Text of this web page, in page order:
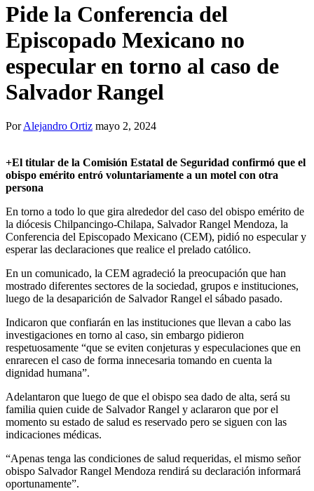
Pide la Conferencia del
Episcopado Mexicano no
especular en torno al caso de
Salvador Rangel
PorAlejandro Ortiz mayo 2, 2024
+El titular de la Comisión Estatal de Seguridad confirmó que el
obispo emérito entró voluntariamente a un motel con otra
persona
En torno a todo lo que gira alrededor del caso del obispo emérito de
la diócesis Chilpancingo-Chilapa, Salvador Rangel Mendoza, la
Conferencia del Episcopado Mexicano (CEM), pidió no especular y
esperar las declaraciones que realice el prelado católico.
En un comunicado, la CEM agradeció la preocupación que han
mostrado diferentes sectores de la sociedad, grupos e instituciones,
luego de la desaparición de Salvador Rangel el sábado pasado.
Indicaron que confiarán en las instituciones que llevan a cabo las
investigaciones en torno al caso, sin embargo pidieron
respetuosamente “que se eviten conjeturas y especulaciones que en
enrarecen el caso de forma innecesaria tomando en cuenta la
dignidad humana”.
Adelantaron que luego de que el obispo sea dado de alta, será su
familia quien cuide de Salvador Rangel y aclararon que por el
momento su estado de salud es reservado pero se siguen con las
indicaciones médicas.
“Apenas tenga las condiciones de salud requeridas, el mismo señor
obispo Salvador Rangel Mendoza rendirá su declaración informará
oportunamente”.